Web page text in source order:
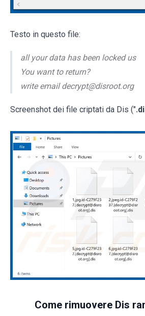
Testo in questo file:
all your data has been locked us
You want to return?
write email decrypt@disroot.org
Screenshot dei file criptati da Dis ("
Come rimuovere Dis